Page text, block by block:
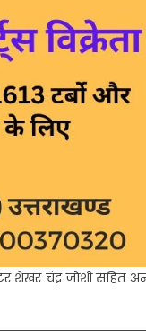
शेखर चंद्र जोशी सहित